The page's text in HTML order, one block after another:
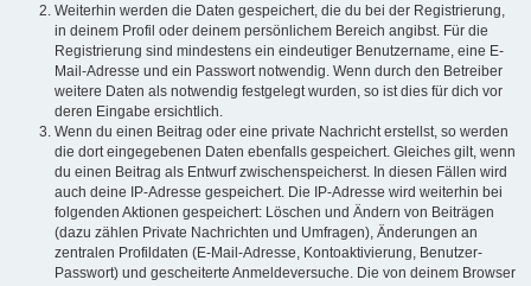
Weiterhin werden die Daten gespeichert, die du bei der Registrierung,
in deinem Profil oder deinem persönlichem Bereich angibst. Für die
Registrierung sind mindestens ein eindeutiger Benutzername, eine E-
Mail-Adresse und ein Passwort notwendig. Wenn durch den Betreiber
weitere Daten als notwendig festgelegt wurden, so ist dies für dich vor
deren Eingabe ersichtlich.
Wenn du einen Beitrag oder eine private Nachricht erstellst, so werden
die dort eingegebenen Daten ebenfalls gespeichert. Gleiches gilt, wenn
du einen Beitrag als Entwurf zwischenspeicherst. In diesen Fällen wird
auch deine IP-Adresse gespeichert. Die IP-Adresse wird weiterhin bei
folgenden Aktionen gespeichert: Löschen und Ändern von Beiträgen
(dazu zählen Private Nachrichten und Umfragen), Änderungen an
zentralen Profildaten (E-Mail-Adresse, Kontoaktivierung, Benutzer-
Passwort) und gescheiterte Anmeldeversuche. Die von deinem Browser